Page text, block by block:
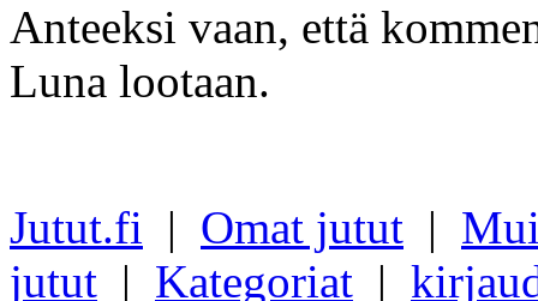
Anteeksi vaan, että
Luna lootaan.
Jutut.fi | Omat jutut |
jutut | Kategoriat |